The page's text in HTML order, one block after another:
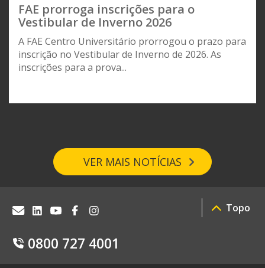
FAE prorroga inscrições para o
Vestibular de Inverno 2026
A FAE Centro Universitário prorrogou o prazo para
inscrição no Vestibular de Inverno de 2026. As
inscrições para a prova...
VER MAIS NOTÍCIAS
0800 727 4001
Topo